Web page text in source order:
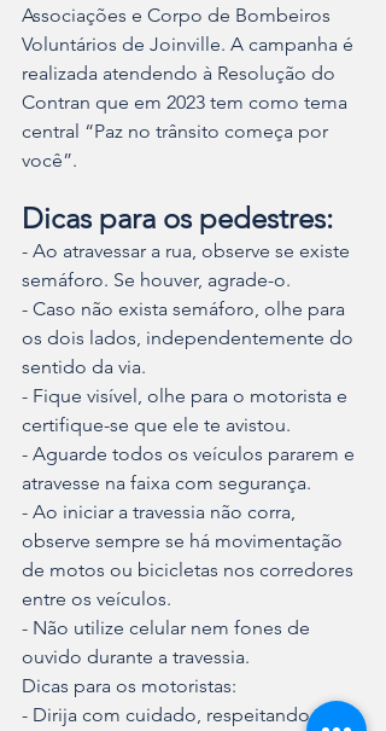
Associações e Corpo de Bombeiros
Voluntários de Joinville. A campanha é
realizada atendendo à Resolução do
Contran que em 2023 tem como tema
central “Paz no trânsito começa por
você”.
Dicas para os pedestres:
- Ao atravessar a rua, observe se existe
semáforo. Se houver, agrade-o.
- Caso não exista semáforo, olhe para
os dois lados, independentemente do
sentido da via.
- Fique visível, olhe para o motorista e
certifique-se que ele te avistou.
- Aguarde todos os veículos pararem e
atravesse na faixa com segurança.
- Ao iniciar a travessia não corra,
observe sempre se há movimentação
de motos ou bicicletas nos corredores
entre os veículos.
- Não utilize celular nem fones de
ouvido durante a travessia.
Dicas para os motoristas:
- Dirija com cuidado, respeitando a